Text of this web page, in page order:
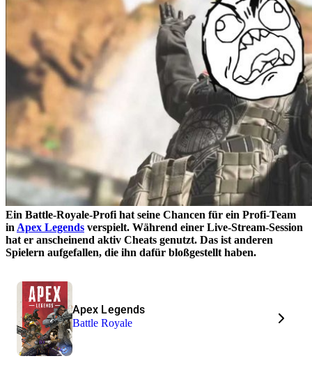
Ein Battle-Royale-Profi hat seine Chancen für ein Profi-Team
in Apex Legends verspielt. Während einer Live-Stream-Session
hat er anscheinend aktiv Cheats genutzt. Das ist anderen
Spielern aufgefallen, die ihn dafür bloßgestellt haben.
Apex Legends
Battle Royale